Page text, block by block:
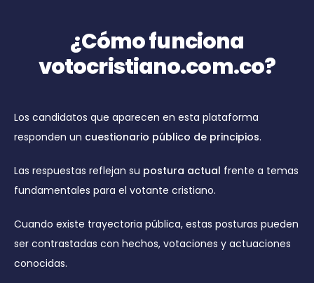
¿Cómo funciona
votocristiano.com.co?
Los candidatos que aparecen en esta plataforma
responden un cuestionario público de principios.
Las respuestas reflejan su postura actual frente a temas
fundamentales para el votante cristiano.
Cuando existe trayectoria pública, estas posturas pueden
ser contrastadas con hechos, votaciones y actuaciones
conocidas.